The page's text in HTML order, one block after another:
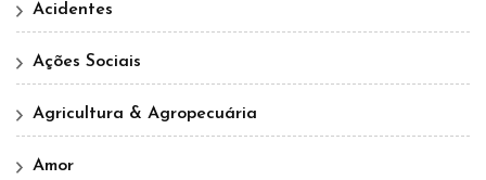
Acidentes
Ações Sociais
Agricultura & Agropecuária
Amor